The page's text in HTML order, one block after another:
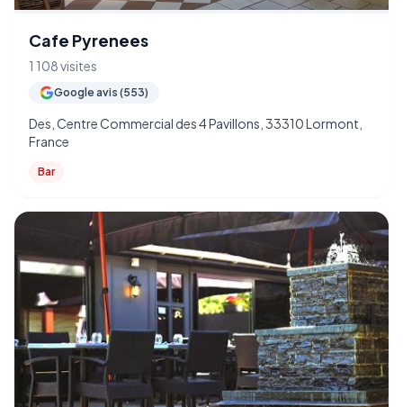
Cafe Pyrenees
1 108 visites
Google avis (553)
Des, Centre Commercial des 4 Pavillons, 33310 Lormont,
France
Bar